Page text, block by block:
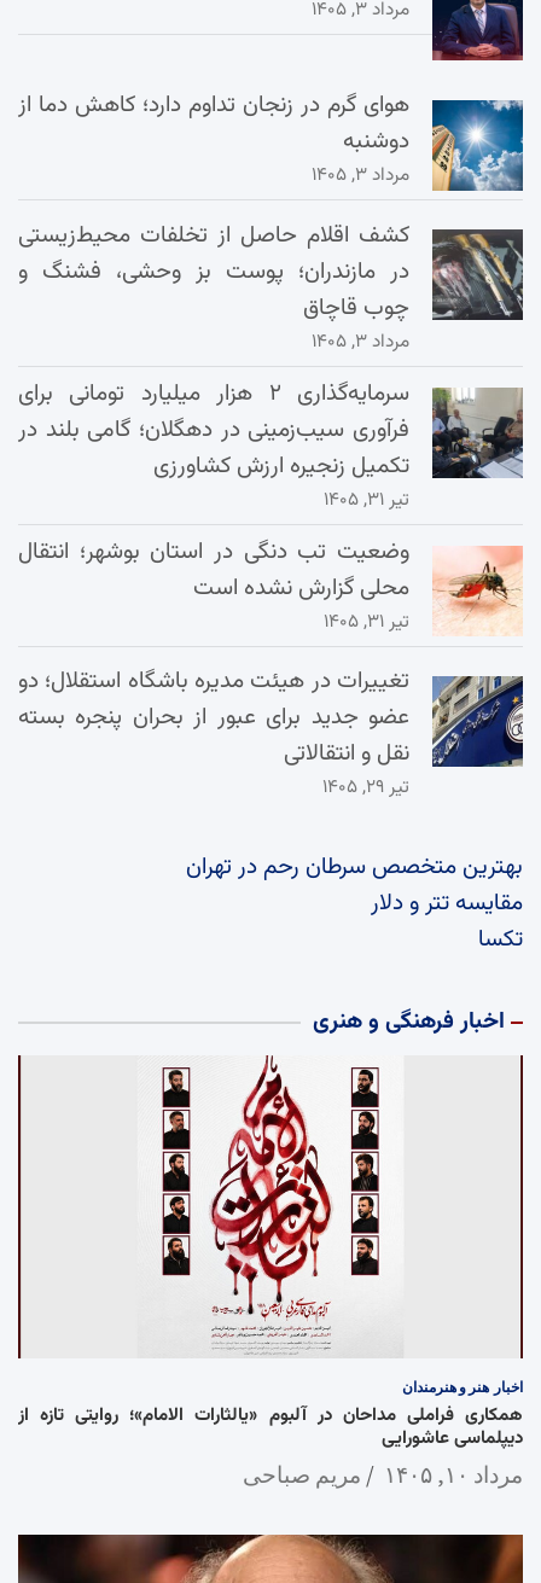
مرداد ۳, ۱۴۰۵
هوای گرم در زنجان تداوم دارد؛ کاهش دما از
دوشنبه
مرداد ۳, ۱۴۰۵
کشف اقلام حاصل از تخلفات محیط‌زیستی
در مازندران؛ پوست بز وحشی، فشنگ و
چوب قاچاق
مرداد ۳, ۱۴۰۵
سرمایه‌گذاری ۲ هزار میلیارد تومانی برای
فرآوری سیب‌زمینی در دهگلان؛ گامی بلند در
تکمیل زنجیره ارزش کشاورزی
تیر ۳۱, ۱۴۰۵
وضعیت تب دنگی در استان بوشهر؛ انتقال
محلی گزارش نشده است
تیر ۳۱, ۱۴۰۵
تغییرات در هیئت مدیره باشگاه استقلال؛ دو
عضو جدید برای عبور از بحران پنجره بسته
نقل و انتقالاتی
تیر ۲۹, ۱۴۰۵
بهترین متخصص سرطان رحم در تهران
مقایسه تتر و دلار
تکسا
اخبار فرهنگی و هنری
اخبار هنر و هنرمندان
همکاری فراملی مداحان در آلبوم «یالثارات الامام»؛ روایتی تازه از
دیپلماسی عاشورایی
مرداد ۱۰, ۱۴۰۵ مریم صباحی